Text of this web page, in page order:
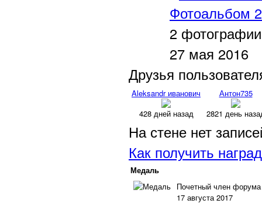
Фотоальбом
2 фотографии
27 мая 2016
Друзья
Aleksandr иванович
428 дней назад
Антон735
2821 день
На стене нет
Как получить
Медаль
Почетный член
17 августа 2017